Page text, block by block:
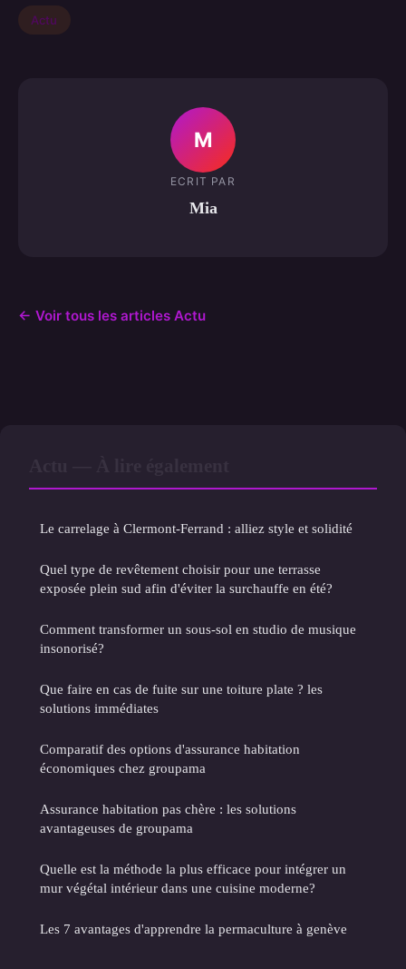
Actu
M
ECRIT PAR
Mia
← Voir tous les articles Actu
Le carrelage à Clermont-Ferrand : alliez style et solidité
Quel type de revêtement choisir pour une terrasse
exposée plein sud afin d'éviter la surchauffe en été?
Comment transformer un sous-sol en studio de musique
insonorisé?
Que faire en cas de fuite sur une toiture plate ? les
solutions immédiates
Comparatif des options d'assurance habitation
économiques chez groupama
Assurance habitation pas chère : les solutions
avantageuses de groupama
Quelle est la méthode la plus efficace pour intégrer un
mur végétal intérieur dans une cuisine moderne?
Les 7 avantages d'apprendre la permaculture à genève